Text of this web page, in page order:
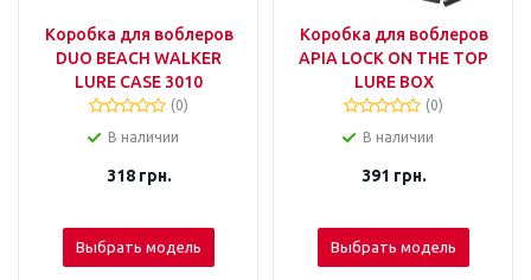
Коробка для воблеров
DUO BEACH WALKER
LURE CASE 3010
(0)
В наличии
318грн.
Выбрать модель
Коробка для воблеров
APIA LOCK ON THE TOP
LURE BOX
(0)
В наличии
391 грн.
Выбрать модель